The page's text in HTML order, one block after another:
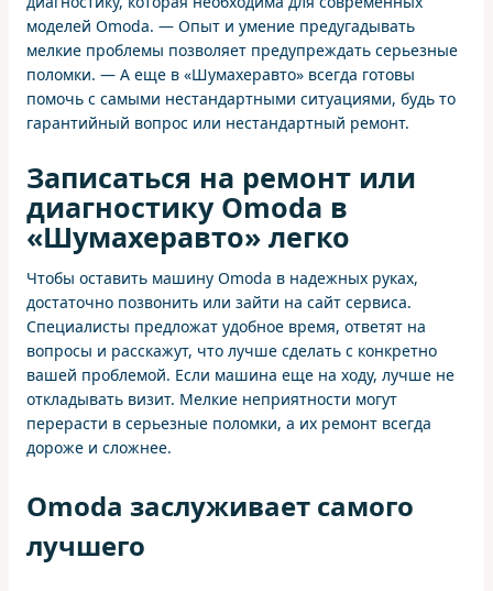
моделей Omoda. — Опыт и умение предугадывать
мелкие проблемы позволяет предупреждать серьезные
поломки. — А еще в «Шумахеравто» всегда готовы
помочь с самыми нестандартными ситуациями, будь то
гарантийный вопрос или нестандартный ремонт.
Записаться на ремонт или
диагностику Omoda в
«Шумахеравто» легко
Чтобы оставить машину Omoda в надежных руках,
достаточно позвонить или зайти на сайт сервиса.
Специалисты предложат удобное время, ответят на
вопросы и расскажут, что лучше сделать с конкретно
вашей проблемой. Если машина еще на ходу, лучше не
откладывать визит. Мелкие неприятности могут
перерасти в серьезные поломки, а их ремонт всегда
дороже и сложнее.
Omoda заслуживает самого
лучшего